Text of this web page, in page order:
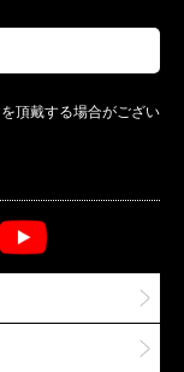
頂戴する場合がござい